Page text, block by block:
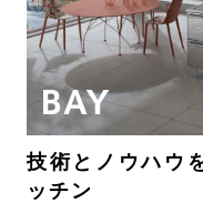
オンライン見積もり
技術とノウハウ
ッチン